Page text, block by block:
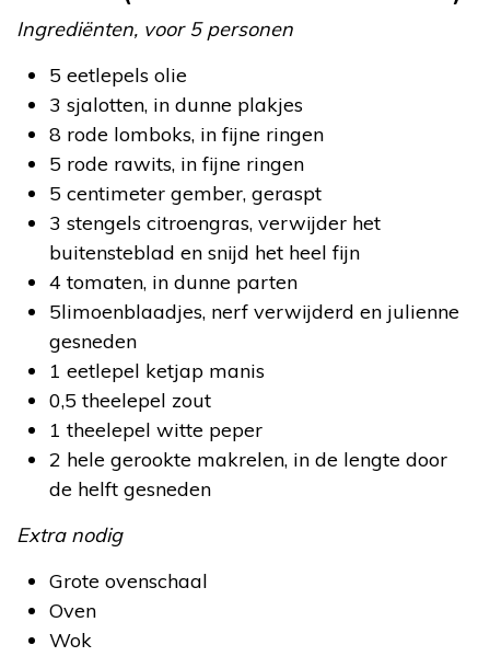
Ingrediënten, voor 5 personen
5 eetlepels olie
3 sjalotten, in dunne plakjes
8 rode lomboks, in fijne ringen
5 rode rawits, in fijne ringen
5 centimeter gember, geraspt
3 stengels citroengras, verwijder het
buitensteblad en snijd het heel fijn
4 tomaten, in dunne parten
5limoenblaadjes, nerf verwijderd en julienne
gesneden
1 eetlepel ketjap manis
0,5 theelepel zout
1 theelepel witte peper
2 hele gerookte makrelen, in de lengte door
de helft gesneden
Extra nodig
Grote ovenschaal
Oven
Wok